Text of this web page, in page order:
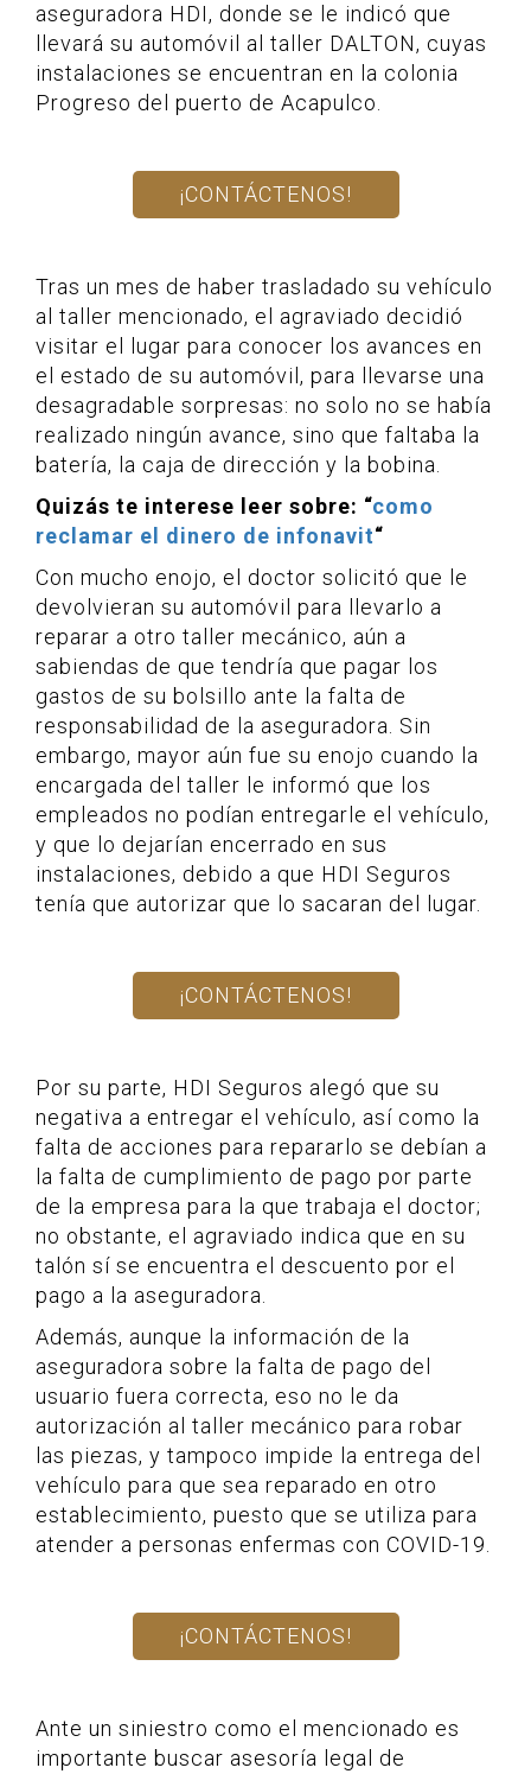
aseguradora HDI, donde se le indicó que
llevará su automóvil al taller DALTON, cuyas
instalaciones se encuentran en la colonia
Progreso del puerto de Acapulco.
¡CONTÁCTENOS!
Tras un mes de haber trasladado su vehículo
al taller mencionado, el agraviado decidió
visitar el lugar para conocer los avances en
el estado de su automóvil, para llevarse una
desagradable sorpresas: no solo no se había
realizado ningún avance, sino que faltaba la
batería, la caja de dirección y la bobina.
Quizás te interese leer sobre: “como
reclamar el dinero de infonavit“
Con mucho enojo, el doctor solicitó que le
devolvieran su automóvil para llevarlo a
reparar a otro taller mecánico, aún a
sabiendas de que tendría que pagar los
gastos de su bolsillo ante la falta de
responsabilidad de la aseguradora. Sin
embargo, mayor aún fue su enojo cuando la
encargada del taller le informó que los
empleados no podían entregarle el vehículo,
y que lo dejarían encerrado en sus
instalaciones, debido a que HDI Seguros
tenía que autorizar que lo sacaran del lugar.
¡CONTÁCTENOS!
Por su parte, HDI Seguros alegó que su
negativa a entregar el vehículo, así como la
falta de acciones para repararlo se debían a
la falta de cumplimiento de pago por parte
de la empresa para la que trabaja el doctor;
no obstante, el agraviado indica que en su
talón sí se encuentra el descuento por el
pago a la aseguradora.
Además, aunque la información de la
aseguradora sobre la falta de pago del
usuario fuera correcta, eso no le da
autorización al taller mecánico para robar
las piezas, y tampoco impide la entrega del
vehículo para que sea reparado en otro
establecimiento, puesto que se utiliza para
atender a personas enfermas con COVID-19.
¡CONTÁCTENOS!
Ante un siniestro como el mencionado es
importante buscar asesoría legal de